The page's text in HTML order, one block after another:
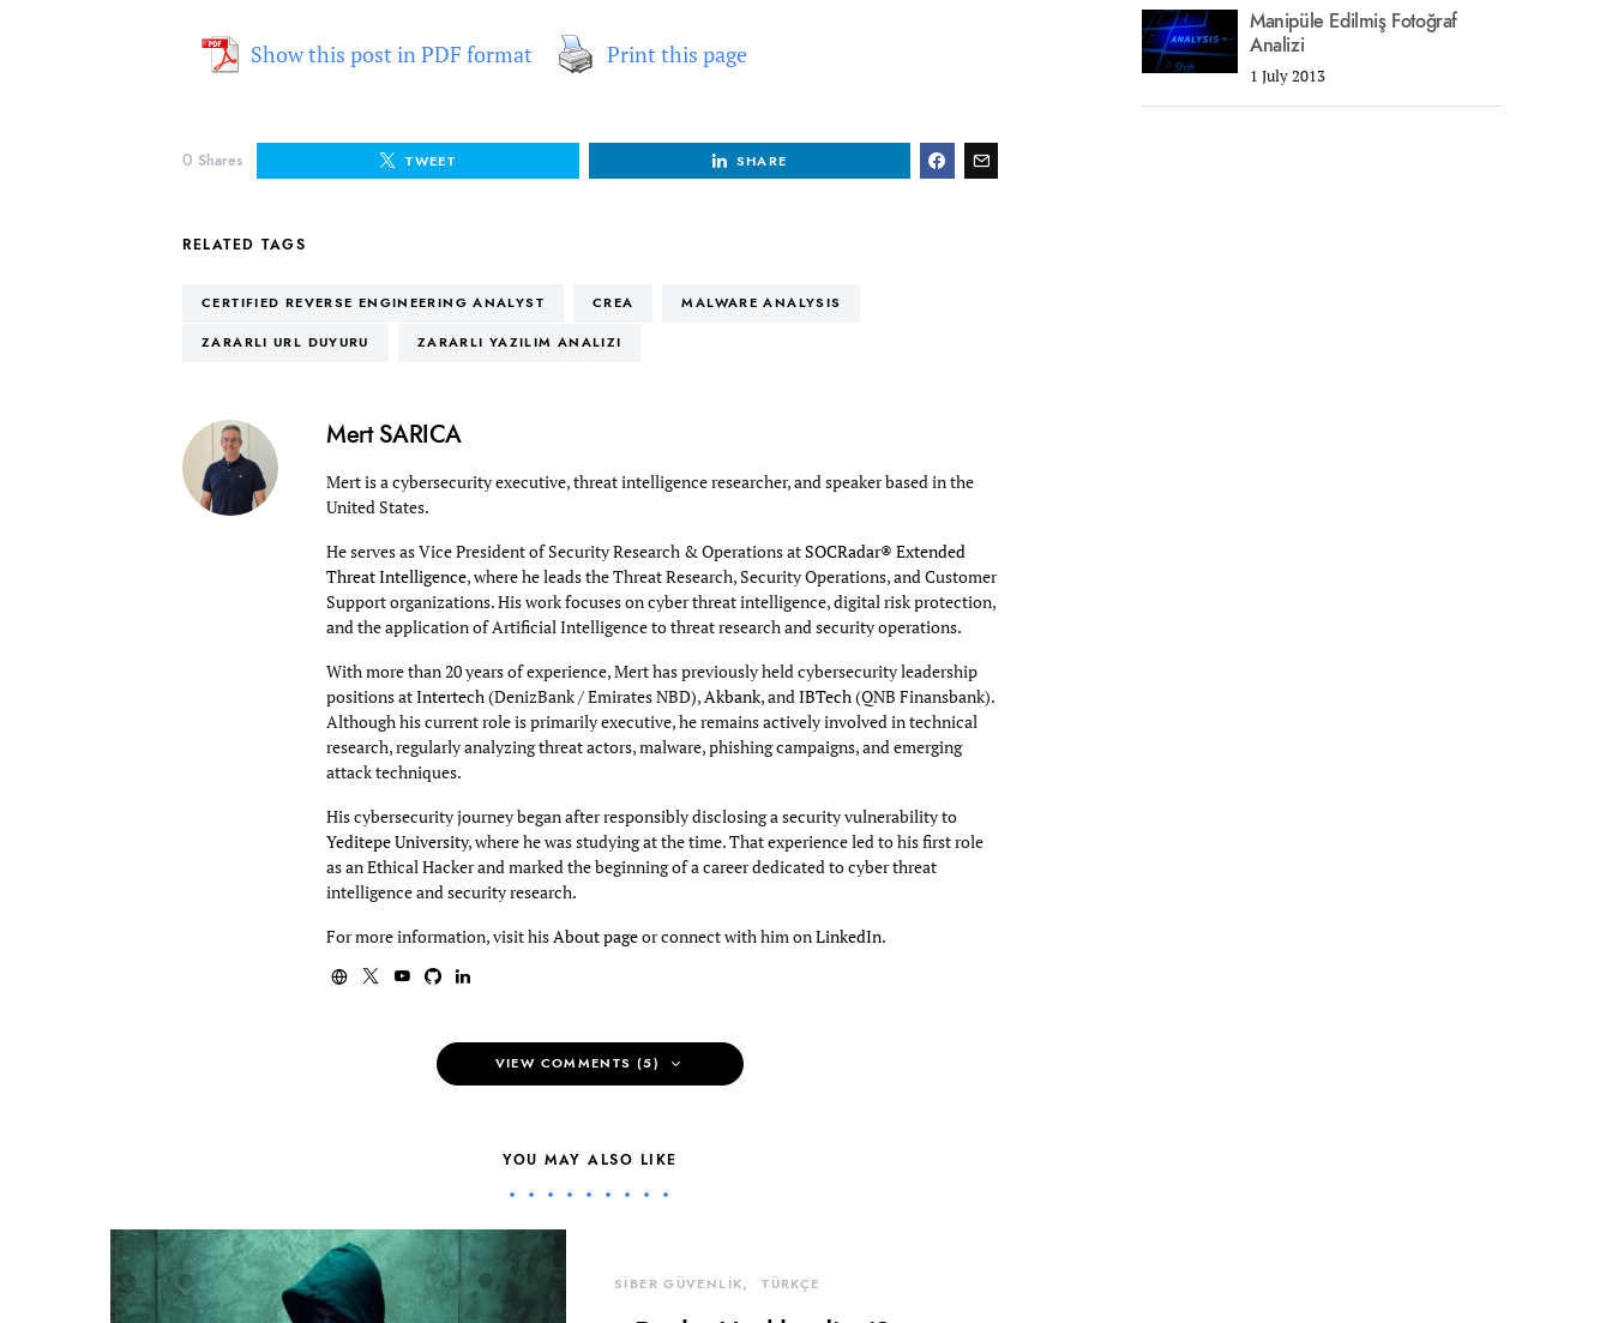
Show this post in PDF format Print this page
0 Shares TWEET SHARE
RELATED TAGS
CERTIFIED REVERSE ENGINEERING ANALYST CREA MALWARE ANALYSIS
ZARARLI URL DUYURU ZARARLI YAZILIM ANALIZI
Mert SARICA
Mert is a cybersecurity executive, threat intelligence researcher, and speaker based in the
United States.
He serves as Vice President of Security Research & Operations atSOCRadar® Extended
Threat Intelligence, where he leads the Threat Research, Security Operations, and Customer
Support organizations. His work focuses on cyber threat intelligence, digital risk protection,
and the application of Artificial Intelligence to threat research and security operations.
With more than 20 years of experience, Mert has previously held cybersecurity leadership
positions atIntertech(DenizBank / Emirates NBD),Akbank, andIBTech(QNB Finansbank).
Although his current role is primarily executive, he remains actively involved in technical
research, regularly analyzing threat actors, malware, phishing campaigns, and emerging
attack techniques.
His cybersecurity journey began after responsibly disclosing a security vulnerability to
Yeditepe University, where he was studying at the time. That experience led to his first role
as an Ethical Hacker and marked the beginning of a career dedicated to cyber threat
intelligence and security research.
For more information, visit hisAbout pageor connect with him onLinkedIn.
VIEW COMMENTS (5)
YOU MAY ALSO LIKE
SİBER GÜVENLİK TÜRKÇE
Manipüle Edilmiş Fotoğraf
Analizi
1 July 2013